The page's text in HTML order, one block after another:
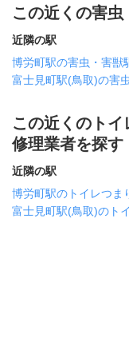
この近くの害
近隣の駅
博労町駅の害虫・害獣
富士見町駅(鳥取)の害
この近くのトイ
修理業者を探す
近隣の駅
博労町駅のトイレつま
富士見町駅(鳥取)のト